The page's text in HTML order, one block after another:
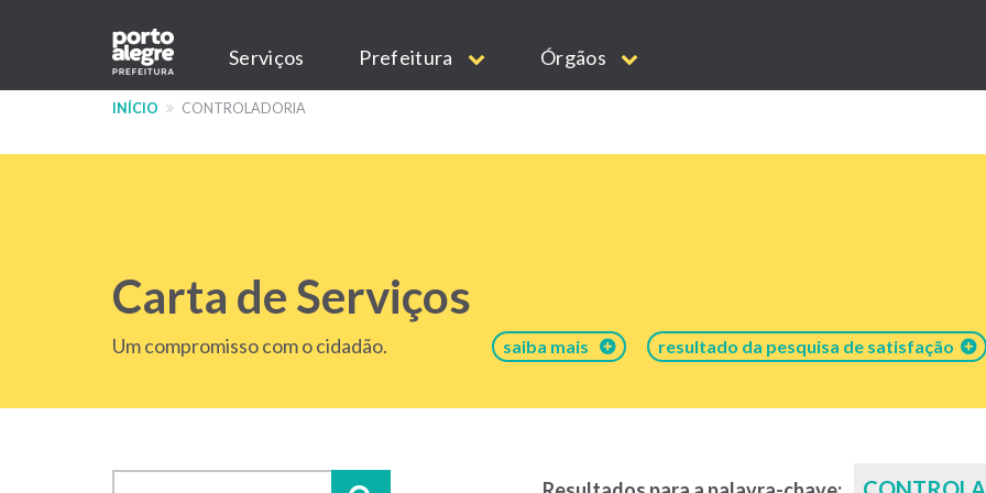
conteúdo
Main
navigation
Serviços Prefeitura Órgãos
INÍCIO CONTROLADORIA
Carta de Serviços
Um compromisso com o cidadão. saiba mais resultado da pesquisa de satisfação